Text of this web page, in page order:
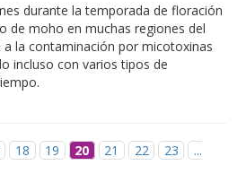
durante la temporada de floración
de moho en muchas regiones del
la contaminación por micotoxinas
incluso con varios tipos de
18 19 20 21 22 23
...